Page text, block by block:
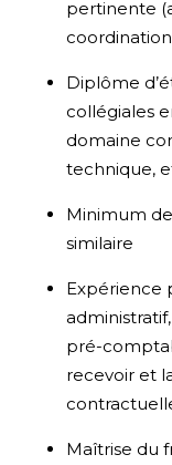
pertinente
Diplôme
collégiales
domaine
technique,
Minimum
similaire
Expérience
pré-
recevoir et
Maîtrise du